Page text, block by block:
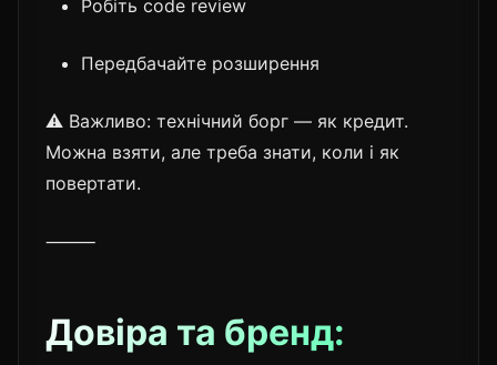
Робіть code review
Передбачайте розширення
⚠️ Важливо: технічний борг — як кредит.
Можна взяти, але треба знати, коли і як
повертати.
⸻
Довіра та бренд: